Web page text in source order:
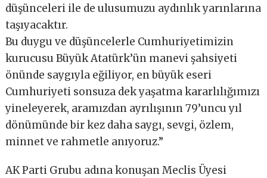
düşünceleri ile de ulusumuzu aydınlık yarınlarına
taşıyacaktır.
Bu duygu ve düşüncelerle Cumhuriyetimizin
kurucusu Büyük Atatürk’ün manevi şahsiyeti
önünde saygıyla eğiliyor, en büyük eseri
Cumhuriyeti sonsuza dek yaşatma kararlılığımızı
yineleyerek, aramızdan ayrılışının 79’uncu yıl
dönümünde bir kez daha saygı, sevgi, özlem,
minnet ve rahmetle anıyoruz.”
AK Parti Grubu adına konuşan Meclis Üyesi